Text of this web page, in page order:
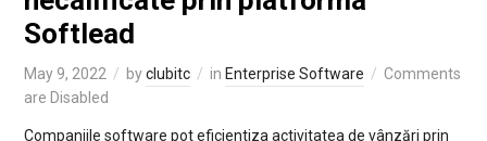
Softlead
May 9, 2022 byclubitc in Enterprise Software
Comments
are Disabled
Companiile software pot eficientiza activitatea de vânzări prin